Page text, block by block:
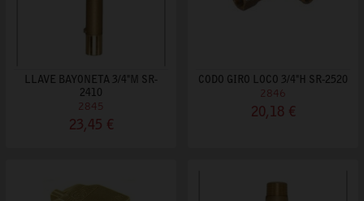
LLAVE BAYONETA 3/4"M SR-
2410
2845
23,45 €
CODO GIRO LOCO 3/4"H SR-2520
2846
20,18 €